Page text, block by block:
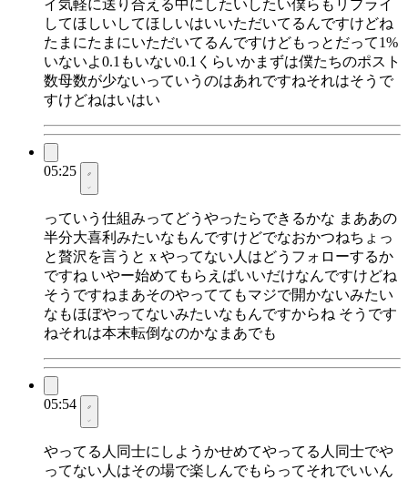
イ気軽に送り合える中にしたいしたい僕らもリプライ
してほしいしてほしいはいいただいてるんですけどね
たまにたまにいただいてるんですけどもっとだって1%
いないよ0.1もいない0.1くらいかまずは僕たちのポスト
数母数が少ないっていうのはあれですねそれはそうで
すけどねはいはい
05:25
っていう仕組みってどうやったらできるかな まああの
半分大喜利みたいなもんですけどでなおかつねちょっ
と贅沢を言うと x やってない人はどうフォローするか
ですね いやー始めてもらえばいいだけなんですけどね
そうですねまあそのやっててもマジで開かないみたい
なもほぼやってないみたいなもんですからね そうです
ねそれは本末転倒なのかなまあでも
05:54
やってる人同士にしようかせめてやってる人同士でや
ってない人はその場で楽しんでもらってそれでいいん